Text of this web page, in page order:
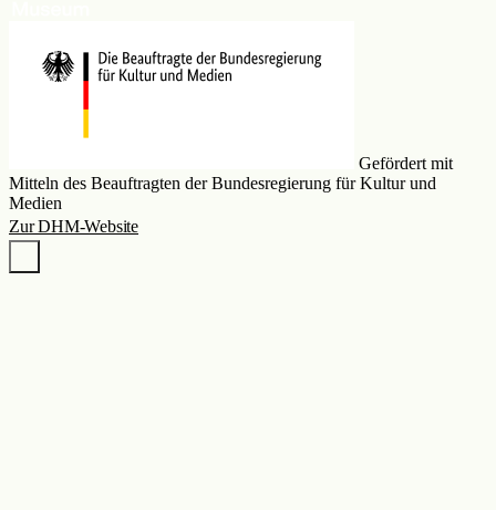
Gefördert mit
Mitteln des Beauftragten der Bundesregierung für Kultur und
Medien
Zur DHM-Website